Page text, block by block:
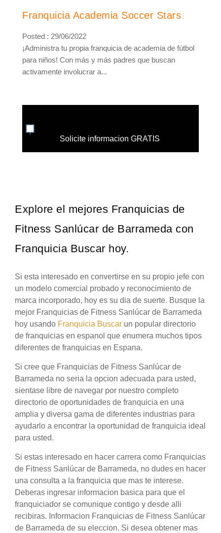
Franquicia Academia Soccer Stars
Posted : 29/06/2022
¡Administra tu propia franquicia de academia de fútbol
para niños! Con más y más padres que buscan
activamente involucrar a...
Solicite informacion GRATIS
Explore el mejores Franquicias de
Fitness Sanlúcar de Barrameda con
Franquicia Buscar hoy.
Si esta interesado en convertirse en su propio jefe con
un modelo comercial probado y reconocimiento de
marca incorporado, hoy es su dia de suerte. Busque la
mejor Franquicias de Fitness Sanlúcar de Barrameda
hoy usando Franquicia Buscar un popular directorio
de franquicias en espanol que enumera muchos tipos
diferentes de franquicias en Espana.
Si cree que Franquicias de Fitness Sanlúcar de
Barrameda no seria la opcion adecuada para usted,
sientase libre de navegar por nuestro completo
directorio de oportunidades de franquicia en una
amplia y diversa gama de diferentes industrias para
ayudarlo a encontrar la oportunidad de franquicia ideal
para usted.
Si estas interesado en hacer carrera como Franquicias
de Fitness Sanlúcar de Barrameda, no dudes en hacer
una consulta a la franquicia que mas te interese.
Deberas ingresar informacion basica para que el
franquiciador se comunique contigo y desde alli
recibiras. Informacion Franquicias de Fitness Sanlúcar
de Barrameda de su eleccion. Si desea obtener mas